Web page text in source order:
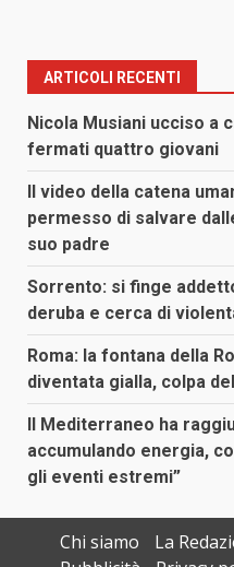
ARTICOLI RECENTI
Nicola Musiani ucciso a
fermati quattro giovani
Il video della catena
permesso di salvare
suo padre
Sorrento: si finge
deruba e cerca di
Roma: la fontana della
diventata gialla, colpa
Il Mediterraneo ha
accumulando energia,
gli eventi estremi”
Chi siamo
La